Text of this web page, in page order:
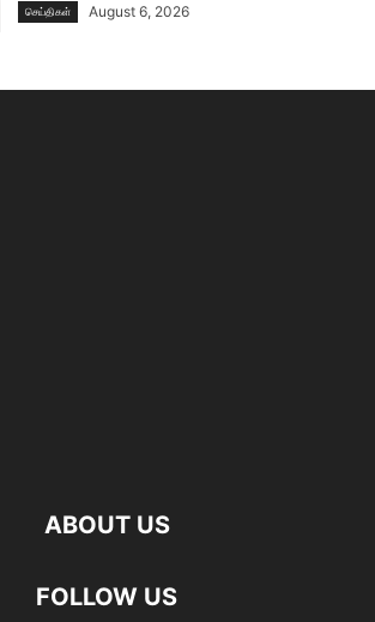
செய்திகள் August 6, 2026
ABOUT US
FOLLOW US